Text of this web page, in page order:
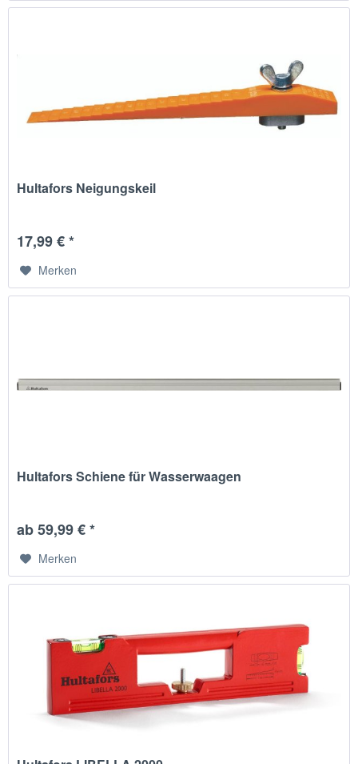
Hultafors Neigungskeil
17,99 € *
Merken
Hultafors Schiene für Wasserwaagen
ab 59,99 € *
Merken